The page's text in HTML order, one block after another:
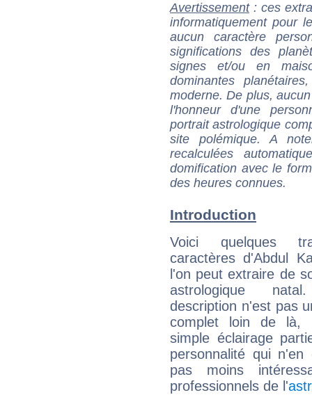
Avertissement: ces
informatiquement pour
aucun caractère
significations des
signes et/ou en
dominantes
moderne. De plus,
l'honneur d'une
portrait astrologique
site polémique. A
recalculées
domification avec le
des heures connues.
Introduction
Voici quelques
caractères d'Abdul
l'on peut extraire de
astrologique
description n'est pas
complet loin de là,
simple éclairage
personnalité qui n'en
pas moins
professionnels de l'